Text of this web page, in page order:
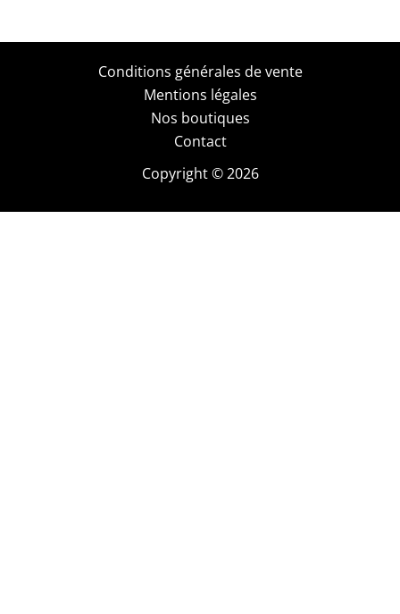
Conditions générales de vente
Mentions légales
Nos boutiques
Contact
Copyright © 2026